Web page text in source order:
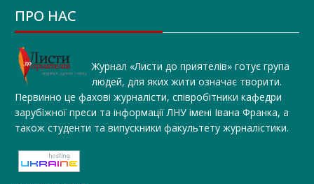
ПРО НАС
Журнал «Листи до приятелів» готує група
людей, для яких жити означає творити.
Первинно це фахові журналісти, співробітники кафедри
зарубіжної преси та інформації ЛНУ імені Івана Франка, а
також студенти та випускники факультету журналістики.